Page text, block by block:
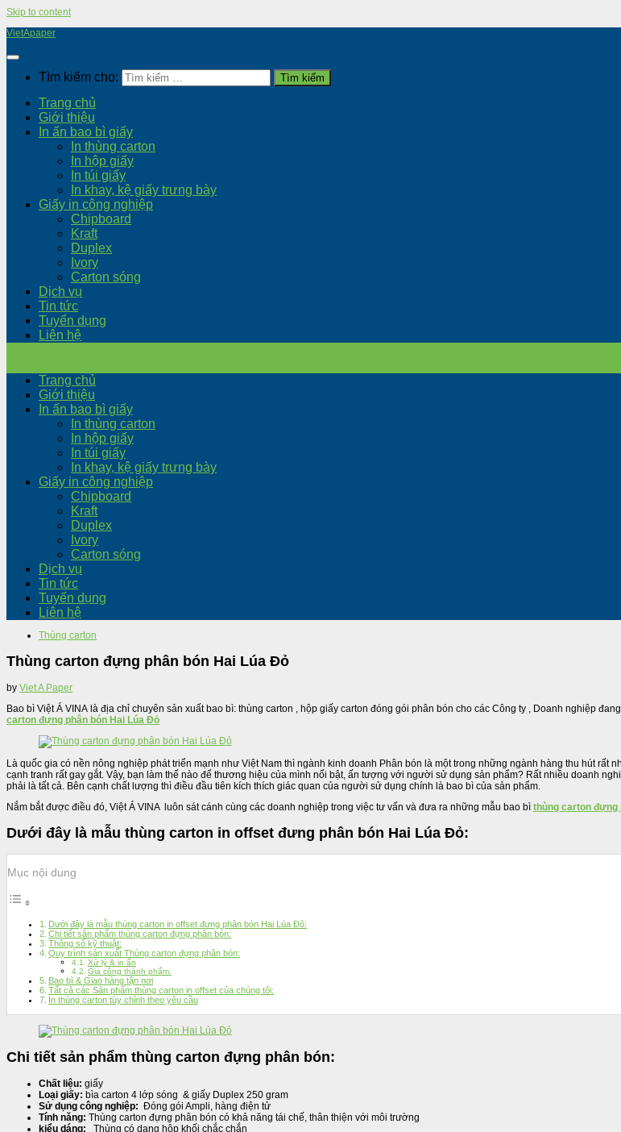
Skip to content
VietApaper
Tìm kiếm cho:
Trang chủ
Giới thiệu
In ấn bao bì giấy
In thùng carton
In hộp giấy
In túi giấy
In khay, kệ giấy trưng bày
Giấy in công nghiệp
Chipboard
Kraft
Duplex
Ivory
Carton sóng
Dịch vụ
Tin tức
Tuyển dụng
Liên hệ
Trang chủ
Giới thiệu
In ấn bao bì giấy
In thùng carton
In hộp giấy
In túi giấy
In khay, kệ giấy trưng bày
Giấy in công nghiệp
Chipboard
Kraft
Duplex
Ivory
Carton sóng
Dịch vụ
Tin tức
Tuyển dụng
Liên hệ
Thùng carton
Thùng carton đựng phân bón Hai Lúa Đỏ
by Viet A Paper
Bao bì Việt Á VINA là địa chỉ chuyên sản xuất bao bì: thùng carton , hộp giấy carton đóng gói phân bón cho các Công ty , Doanh nghiệp
carton đựng phân bón Hai Lúa Đỏ
Là quốc gia có nền nông nghiệp phát triển mạnh như Việt Nam thì ngành kinh doanh Phân bón là một trong những ngành hàng thu hút
cạnh tranh rất gay gắt. Vậy, bạn làm thế nào để thương hiệu của mình nổi bật, ấn tượng với người sử dụng sản phẩm? Rất nhiều doanh
phải là tất cả. Bên cạnh chất lượng thì điều đầu tiên kích thích giác quan của người sử dụng chính là bao bì của sản phẩm.
Nắm bắt được điều đó, Việt Á VINA luôn sát cánh cùng các doanh nghiệp trong việc tư vấn và đưa ra những mẫu bao bì thùng carton đựng
Dưới đây là mẫu thùng carton in offset đưng phân bón Hai Lúa Đỏ:
Mục nội dung
Dưới đây là mẫu thùng carton in offset đưng phân bón Hai Lúa Đỏ:
Chi tiết sản phẩm thùng carton đựng phân bón:
Thông số kỹ thuật:
Quy trình sản xuất Thùng carton đựng phân bón:
Xử lý & in ấn
Gia công thành phẩm.
Bao bì & Giao hàng tận nơi
Tất cả các Sản phẩm thùng carton in offset của chúng tôi:
In thùng carton tùy chỉnh theo yêu cầu
Chi tiết sản phẩm thùng carton đựng phân bón:
Chất liệu: giấy
Loại giấy: bìa carton 4 lớp sóng & giấy Duplex 250 gram
Sử dụng công nghiệp: Đóng gói Ampli, hàng điện tử
Tính năng: Thùng carton đựng phân bón có khả năng tái chế, thân thiện với môi trường
kiểu dáng: Thùng có dạng hộp khối chắc chắn